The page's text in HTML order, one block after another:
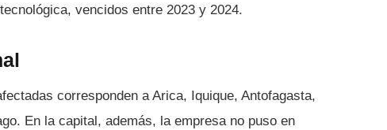
vencidos entre 2023 y 2024.
corresponden a Arica, Iquique, Antofagasta,
En la capital, además, la empresa no puso en